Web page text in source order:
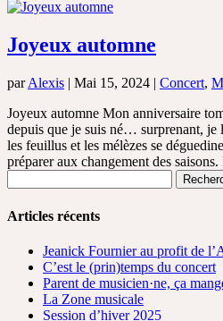
Joyeux automne
parAlexis | Mai 15, 2024 | Concert,
Joyeux automne Mon anniversaire
depuis que je suis né… surprenant, je
les feuillus et les mélèzes se
préparer aux changement des
Articles récents
Jeanick Fournier au profit de
C’est le (prin)temps du concert
Parent de musicien·ne, ça
La Zone musicale
Session d’hiver 2025